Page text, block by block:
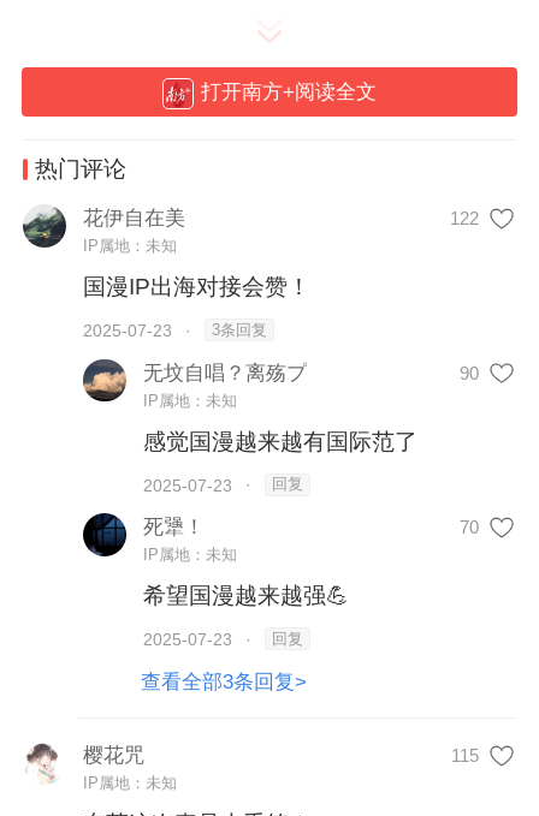
参展企业和IP数量均达到历届之最
中国国际动漫博览会作为广东省人民政府主
办的展会之一，也是我国以动漫为主题的唯
打开南方+阅读全文
热门评论
花伊自在美 122
IP属地：未知
国漫IP出海对接会赞！
2025-07-23 · 3条回复
无坟自唱？离殇プ 90
IP属地：未知
感觉国漫越来越有国际范了
2025-07-23 · 回复
死犟！ 70
IP属地：未知
希望国漫越来越强💪
2025-07-23 · 回复
查看全部3条回复>
樱花咒 115
IP属地：未知